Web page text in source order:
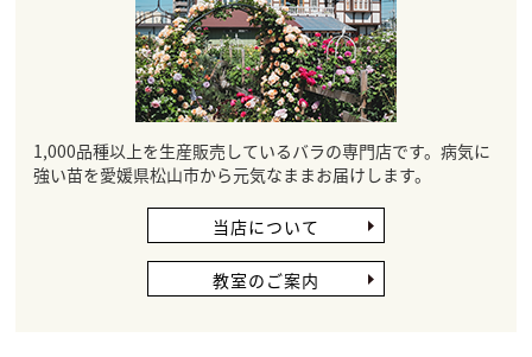
1,000品種以上を生産販売しているバラの専門店です。病気に
強い苗を愛媛県松山市から元気なままお届けします。
当店について
教室のご案内